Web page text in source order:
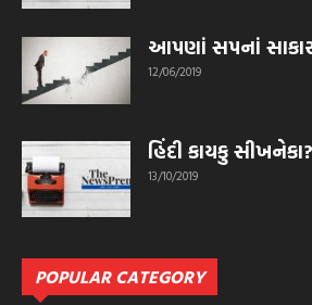
આપણાં સપનાં
12/06/2019
હિંદી કાયકુ સીખનેકા?
13/10/2019
POPULAR CATEGORY